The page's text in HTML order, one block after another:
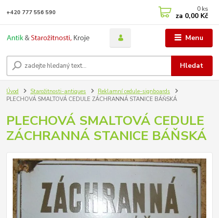
Menu
Hledat
+420 777 556 590 0 ks
za 0,00 Kč
Úvod Starožitnosti-antiques
Reklamní cedule-signboards
PLECHOVÁ SMALTOVÁ CEDULE ZÁCHRANNÁ STANICE BÁŇSKÁ
PLECHOVÁ SMALTOVÁ CEDULE
ZÁCHRANNÁ STANICE BÁŇSKÁ